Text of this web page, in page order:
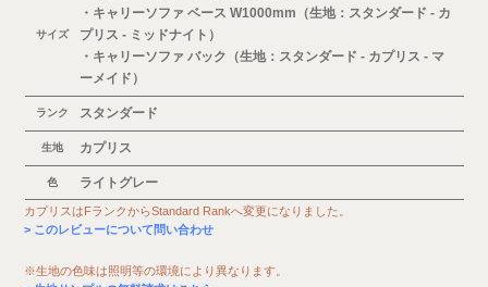
サイズ
・キャリーソファ ベース W1000mm（生地：スタンダード - カ
プリス - ミッドナイト）
・キャリーソファ バック（生地：スタンダード - カプリス - マ
ーメイド）
ランク スタンダード
生地 カプリス
色 ライトグレー
カプリスはFランクからStandard Rankへ変更になりました。
このレビューについて問い合わせ
※生地の色味は照明等の環境により異なります。